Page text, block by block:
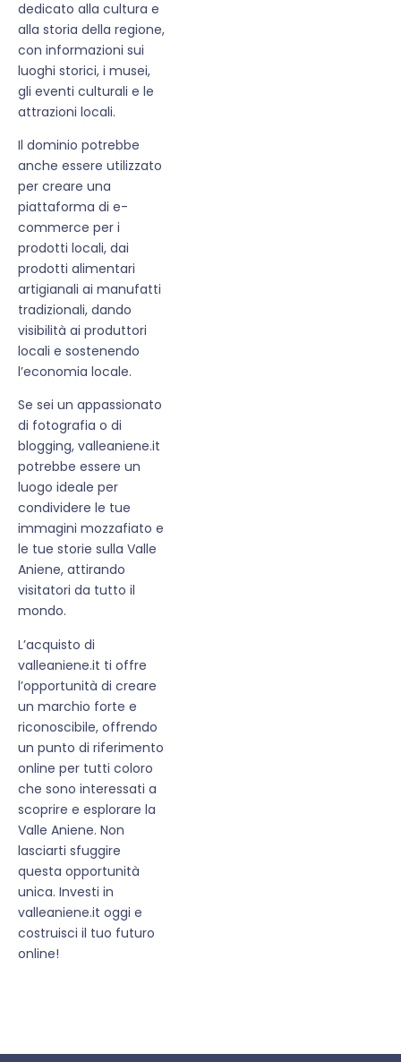
dedicato alla cultura e
alla storia della regione,
con informazioni sui
luoghi storici, i musei,
gli eventi culturali e le
attrazioni locali.
Il dominio potrebbe
anche essere utilizzato
per creare una
piattaforma di e-
commerce per i
prodotti locali, dai
prodotti alimentari
artigianali ai manufatti
tradizionali, dando
visibilità ai produttori
locali e sostenendo
l’economia locale.
Se sei un appassionato
di fotografia o di
blogging, valleaniene.it
potrebbe essere un
luogo ideale per
condividere le tue
immagini mozzafiato e
le tue storie sulla Valle
Aniene, attirando
visitatori da tutto il
mondo.
L’acquisto di
valleaniene.it ti offre
l’opportunità di creare
un marchio forte e
riconoscibile, offrendo
un punto di riferimento
online per tutti coloro
che sono interessati a
scoprire e esplorare la
Valle Aniene. Non
lasciarti sfuggire
questa opportunità
unica. Investi in
valleaniene.it oggi e
costruisci il tuo futuro
online!